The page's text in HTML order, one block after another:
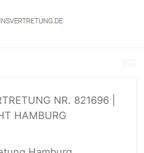
NR. 821696 |
HAMBURG